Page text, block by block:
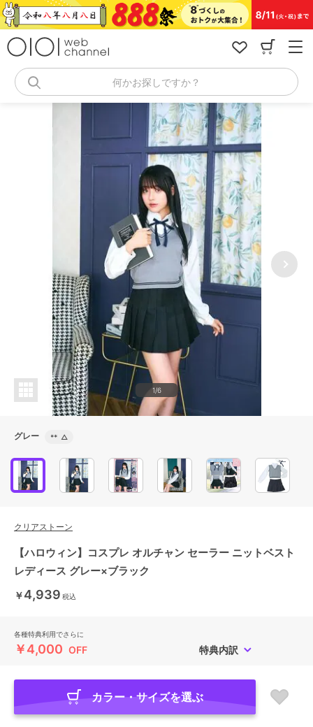
コ
ン
何かお探しですか？
1/6
グレー ** △
クリアストーン
【ハロウィン】コスプレ オルチャン セーラー ニットベスト
レディース グレー×ブラック
￥4,939 税込
各種特典利用でさらに
￥4,000 OFF 特典内訳
カラー・サイズを選ぶ